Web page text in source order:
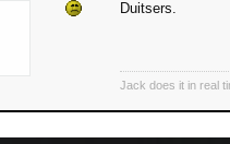
Duitsers.
Jack does it in real